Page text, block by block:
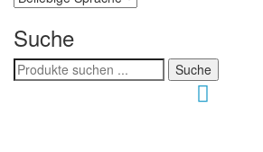
Suche
Suchen
nach:
Suche